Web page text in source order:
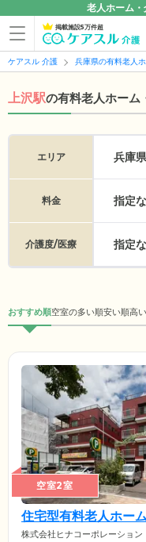
老人ホーム
掲載施設5万件超
ケアスル 介護 兵庫県の有料老人
上沢駅の有料老人ホーム
エリア 兵庫
料金 指定
介護度/医療 指定
おすすめ順空室の多い順安い順高
空室2室
住宅型有料老人ホー
株式会社ヒナコーポレーション